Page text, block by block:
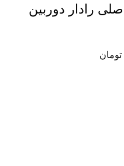
اینه بغل سورنتو 2017 اصلی رادار دوربین
تومان